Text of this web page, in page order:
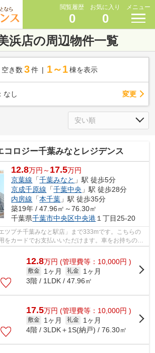
閲覧履歴
0
お気に入り
0
メニュー
浜店の周辺物件一覧
空き数 3 件 1～1 棟を表示
なし 変更
コロジー千葉みなとレジデンス
12.8万円～ 17.5万円
京葉線 「千葉みなと 」駅 徒歩5分
京成千原線 「千葉中央 」駅 徒歩28分
内房線 「本千葉 」駅 徒歩35分
築19年 / 47.96㎡～76.30㎡
千葉県千葉市中央区中央港１丁目25-20
ツプチ千葉みなと駅店」まで333mです。こちらの
をカードでお支払いいただけます。車をお持ちの方
駐車場を利用で...
12.8万円 (管理費等：10,000円 )
敷金 1ヶ月 礼金
1ヶ月
3階 / 1LDK / 47.96㎡
17.5万円 (管理費等：10,000円 )
敷金 1ヶ月 礼金
1ヶ月
4階 / 3LDK＋1S(納戸) / 76.30㎡